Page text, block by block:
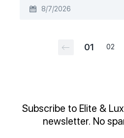
8/7/2026
01 02
Subscribe to Elite &
newsletter. No